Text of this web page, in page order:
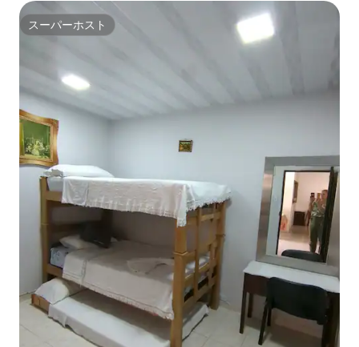
スーパーホスト
スーパーホスト